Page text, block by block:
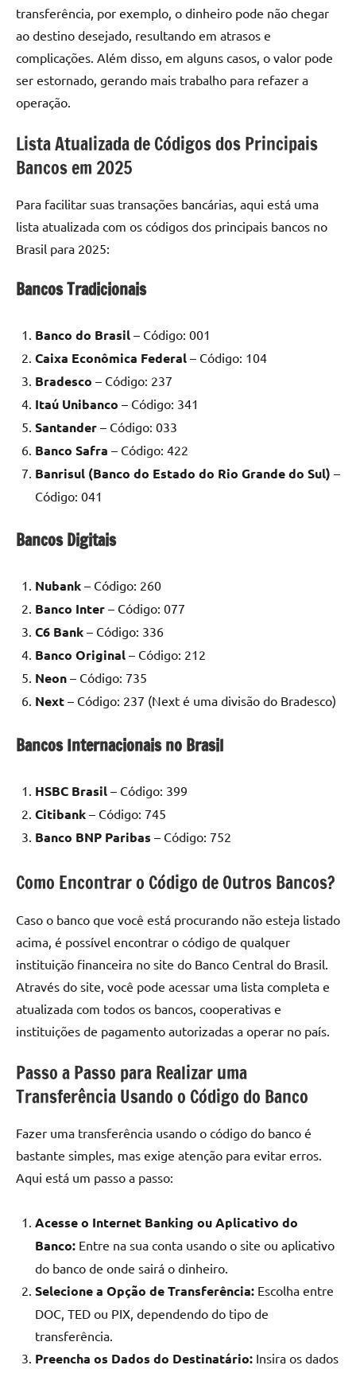
transferência, por exemplo, o dinheiro pode não chegar
ao destino desejado, resultando em atrasos e
complicações. Além disso, em alguns casos, o valor pode
ser estornado, gerando mais trabalho para refazer a
operação.
Lista Atualizada de Códigos dos Principais
Bancos em 2025
Para facilitar suas transações bancárias, aqui está uma
lista atualizada com os códigos dos principais bancos no
Brasil para 2025:
Bancos Tradicionais
Banco do Brasil – Código: 001
Caixa Econômica Federal – Código: 104
Bradesco – Código: 237
Itaú Unibanco – Código: 341
Santander – Código: 033
Banco Safra – Código: 422
Banrisul (Banco do Estado do Rio Grande do Sul) –
Código: 041
Bancos Digitais
Nubank – Código: 260
Banco Inter – Código: 077
C6 Bank – Código: 336
Banco Original – Código: 212
Neon – Código: 735
Next – Código: 237 (Next é uma divisão do Bradesco)
Bancos Internacionais no Brasil
HSBC Brasil – Código: 399
Citibank – Código: 745
Banco BNP Paribas – Código: 752
Como Encontrar o Código de Outros Bancos?
Caso o banco que você está procurando não esteja listado
acima, é possível encontrar o código de qualquer
instituição financeira no site do Banco Central do Brasil.
Através do site, você pode acessar uma lista completa e
atualizada com todos os bancos, cooperativas e
instituições de pagamento autorizadas a operar no país.
Passo a Passo para Realizar uma
Transferência Usando o Código do Banco
Fazer uma transferência usando o código do banco é
bastante simples, mas exige atenção para evitar erros.
Aqui está um passo a passo:
Acesse o Internet Banking ou Aplicativo do
Banco: Entre na sua conta usando o site ou aplicativo
do banco de onde sairá o dinheiro.
Selecione a Opção de Transferência: Escolha entre
DOC, TED ou PIX, dependendo do tipo de
transferência.
Preencha os Dados do Destinatário: Insira os dados